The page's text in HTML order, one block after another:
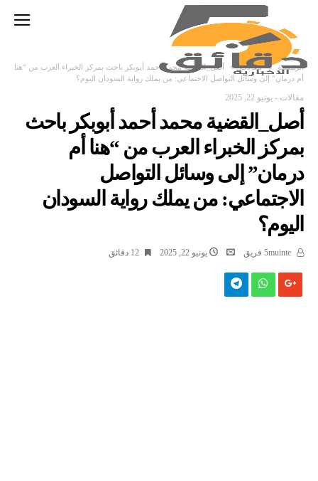
‫الرئيسية‬ مقالات
أصل_القضية محمد أحمد أبوبكر باحث بمركز الخبراء العرب من “هنا
أم درمان” إلى وسائل التواصل الاجتماعي: من يملك رواية السودان اليوم؟
مقالات - يونيو 22, 2025
أصل_القضية محمد أحمد أبوبكر باحث
بمركز الخبراء العرب من “هنا أم
درمان” إلى وسائل التواصل
الاجتماعي: من يملك رواية السودان
اليوم؟
يونيو 22, 2025 12 ‫دقائق‬